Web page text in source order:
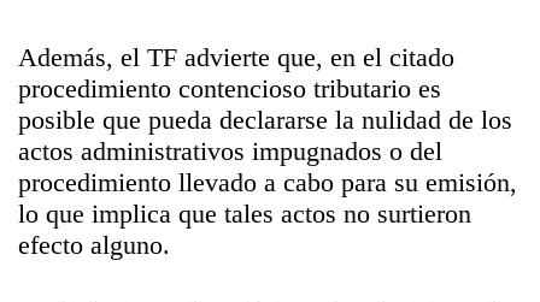
Además, el TF advierte que, en el citado
procedimiento contencioso tributario es
posible que pueda declararse la nulidad de los
actos administrativos impugnados o del
procedimiento llevado a cabo para su emisión,
lo que implica que tales actos no surtieron
efecto alguno.